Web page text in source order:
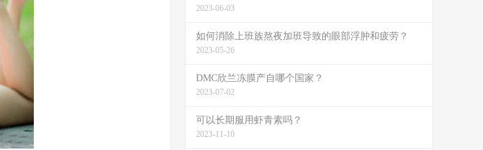
2023-06-03
如何消除上班族熬夜加班导致的眼部浮肿和疲劳？
2023-05-26
DMC欣兰冻膜产自哪个国家？
2023-07-02
可以长期服用虾青素吗？
2023-11-10